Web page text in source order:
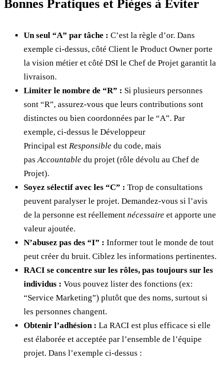
Bonnes Pratiques et Pièges à Éviter
Un seul “A” par tâche : C’est la règle d’or. Dans
exemple ci-dessus, côté Client le Product Owner porte
la vision métier et côté DSI le Chef de Projet garantit la
livraison.
Limiter le nombre de “R” : Si plusieurs personnes
sont “R”, assurez-vous que leurs contributions sont
distinctes ou bien coordonnées par le “A”. Par
exemple, ci-dessus le Développeur
Principal est Responsible du code, mais
pasAccountable du projet (rôle dévolu au Chef de
Projet).
Soyez sélectif avec les “C” : Trop de consultations
peuvent paralyser le projet. Demandez-vous si l’avis
de la personne est réellement nécessaire et apporte une
valeur ajoutée.
N’abusez pas des “I” : Informer tout le monde de tout
peut créer du bruit. Ciblez les informations pertinentes.
RACI se concentre sur les rôles, pas toujours sur les
individus : Vous pouvez lister des fonctions (ex:
“Service Marketing”) plutôt que des noms, surtout si
les personnes changent.
Obtenir l’adhésion : La RACI est plus efficace si elle
est élaborée et acceptée par l’ensemble de l’équipe
projet. Dans l’exemple ci-dessus :